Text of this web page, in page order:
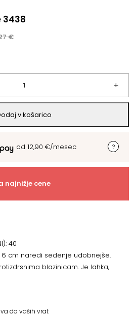
3438
€
+
v košarico
od 12,90 €/mesec
najnižje cene
40
6 cm naredi sedenje udobnejše.
blazinicam. Je lahka,
do vaših vrat